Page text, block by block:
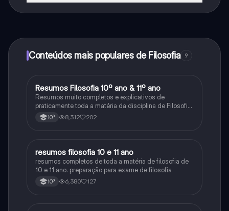
Conteúdos mais populares de Filosofia 9
Filosofia
Resumos Filosofia 10º ano & 11º ano
Resumos muito completos e explicativos de
praticamente toda a matéria da disciplina de Filosofia
10º 8,312 202
Filosofia
resumos filosofia 10 e 11 ano
resumos completos de toda a matéria de filosofia de
10 e 11 ano. preparação para exame de filosofia
10º 6,380 127